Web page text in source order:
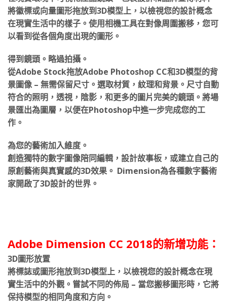
在現實環境中可視化產品鏡頭，包裝設計和品牌宣傳材料。
將徽標或向量圖形拖放到3D模型上，以檢視您的設計概念
在現實生活中的樣子。使用相機工具在對像周圍搬移，您可
以看到從各個角度出現的圖形。
得到鏡頭。略過拍攝。
從Adobe Stock拖放Adobe Photoshop CC和3D模型的背
景圖像 – 無需保留尺寸。選取材質，紋理和背景。尺寸自動
符合的照明，透視，陰影，和更多的圖片完美的鏡頭。將場
景匯出為圖層，以便在Photoshop中進一步完成您的工
為您的藝術加入維度。
創造獨特的數字圖像陪同編輯，設計故事板，或建立自己的
原創藝術與真實感的3D效果。 Dimension為各種數字藝術
Adobe Dimension CC 2018的新增功能：
3D圖形放置
將標誌或圖形拖放到3D模型上，以檢視您的設計概念在現
實生活中的外觀。嘗試不同的佈局 – 當您搬移圖形時，它將